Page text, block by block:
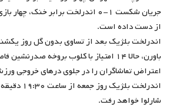
جریان شکست ۱-۰ اندرلخت برابر خنک،
از دست داده است.
اندرلخت بلژیک بعد از تساوی بدون گل روز
باورن، حالا ۱۴ امتیاز با کلوب بروخه
اعتراض تماشاگران را در جلوی درهای خروجی
اندرلخت
شارلوا خواهد رفت.